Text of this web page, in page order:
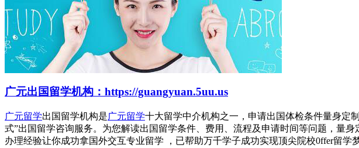
广元出国留学机构：https://guangyuan.5uu.us
广元留学出国留学机构是广元留学十大留学中介机构之一，申请出国体检条件量身定
式”出国留学咨询服务。为您解读出国留学条件、费用、流程及申请时间等问题，量身
办理经验让你成功拿国外交互专业留学 ，已帮助万千学子成功实现顶尖院校0ffer留学梦